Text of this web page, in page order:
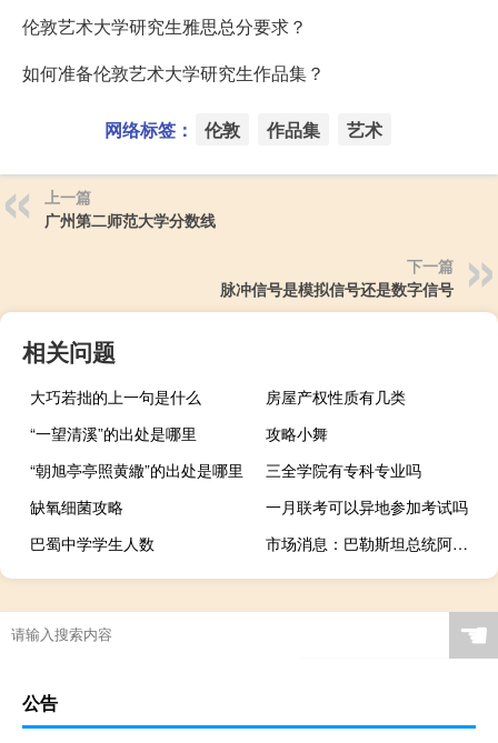
伦敦艺术大学研究生雅思总分要求？
如何准备伦敦艺术大学研究生作品集？
网络标签： 伦敦 作品集 艺术
上一篇
广州第二师范大学分数线
下一篇
脉冲信号是模拟信号还是数字信号
相关问题
大巧若拙的上一句是什么
房屋产权性质有几类
“一望清溪”的出处是哪里
攻略小舞
“朝旭亭亭照黄繖”的出处是哪里
三全学院有专科专业吗
缺氧细菌攻略
一月联考可以异地参加考试吗
巴蜀中学学生人数
市场消息：巴勒斯坦总统阿巴斯拒绝驱逐巴勒斯坦人的行为
☚
公告